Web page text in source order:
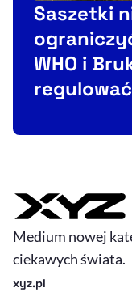
Saszetki
WHO i
regulować
Medium nowej
ciekawych świata.
xyz.pl